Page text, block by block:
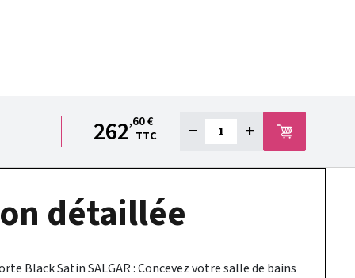
262,60 €
TTC
− +
détaillée
Black Satin SALGAR : Concevez votre salle de bains